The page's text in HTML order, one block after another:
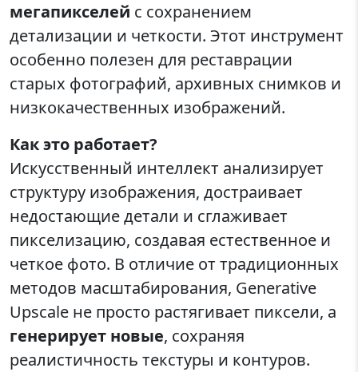
мегапикселей с сохранением
детализации и четкости. Этот инструмент
особенно полезен для реставрации
старых фотографий, архивных снимков и
низкокачественных изображений.
Как это работает?
Искусственный интеллект анализирует
структуру изображения, достраивает
недостающие детали и сглаживает
пикселизацию, создавая естественное и
четкое фото. В отличие от традиционных
методов масштабирования, Generative
Upscale не просто растягивает пиксели, а
генерирует новые, сохраняя
реалистичность текстуры и контуров.